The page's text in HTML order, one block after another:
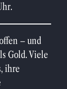
– und
Gold. Viele
ihre